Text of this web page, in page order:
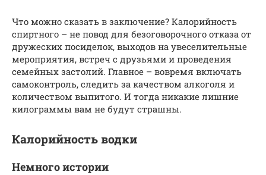
Что можно сказать в заключение? Калорийность
спиртного – не повод для безоговорочного отказа от
дружеских посиделок, выходов на увеселительные
мероприятия, встреч с друзьями и проведения
семейных застолий. Главное – вовремя включать
самоконтроль, следить за качеством алкоголя и
количеством выпитого. И тогда никакие лишние
килограммы вам не будут страшны.
Калорийность водки
Немного истории